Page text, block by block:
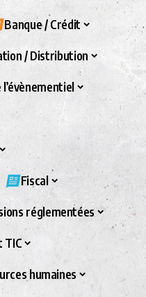
Banque / Crédit
/ Distribution
Fiscal
réglementées
TIC
humaines